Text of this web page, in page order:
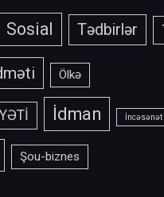
Sosial Tədbirlər
Ölkə
İdman İncəsənət
Şou-biznes